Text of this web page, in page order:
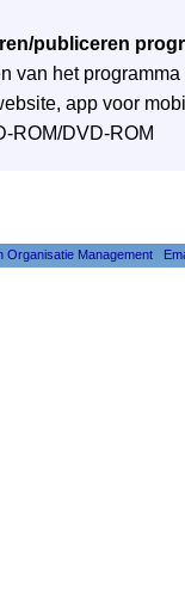
publiceren
van het
app voor
ROM/DVD-ROM
Organisatie Management